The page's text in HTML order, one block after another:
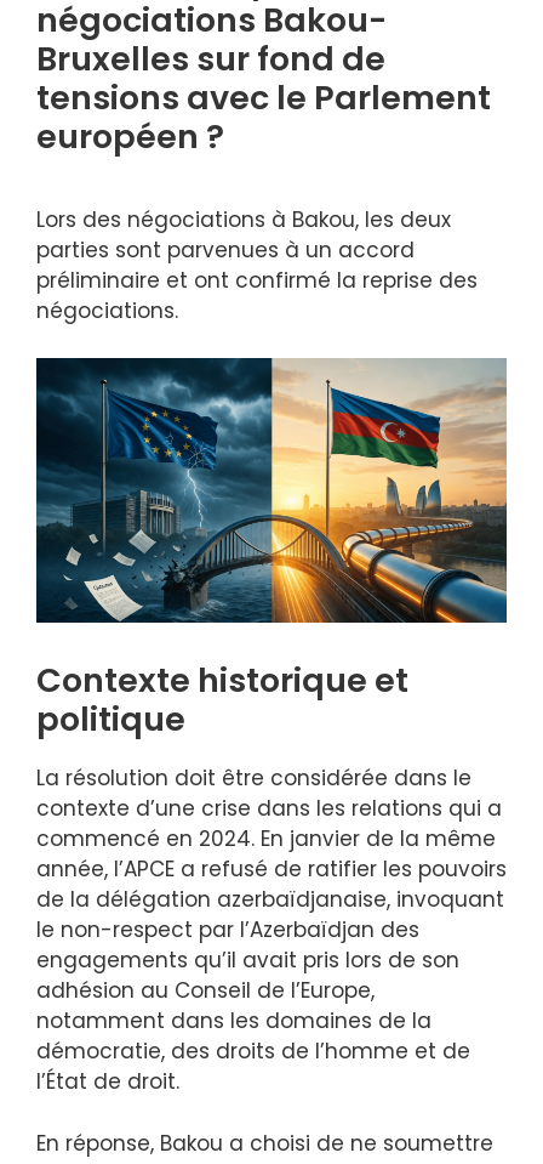
négociations Bakou-
Bruxelles sur fond de
tensions avec le Parlement
européen ?
Lors des négociations à Bakou, les deux
parties sont parvenues à un accord
préliminaire et ont confirmé la reprise des
négociations.
Contexte historique et
politique
La résolution doit être considérée dans le
contexte d’une crise dans les relations qui a
commencé en 2024. En janvier de la même
année, l’APCE a refusé de ratifier les pouvoirs
de la délégation azerbaïdjanaise, invoquant
le non-respect par l’Azerbaïdjan des
engagements qu’il avait pris lors de son
adhésion au Conseil de l’Europe,
notamment dans les domaines de la
démocratie, des droits de l’homme et de
l’État de droit.
En réponse, Bakou a choisi de ne soumettre